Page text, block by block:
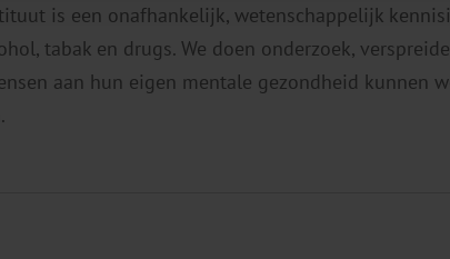
is een onafhankelijk, wetenschappelijk
tabak en drugs. We doen onderzoek,
aan hun eigen mentale gezondheid kunnen